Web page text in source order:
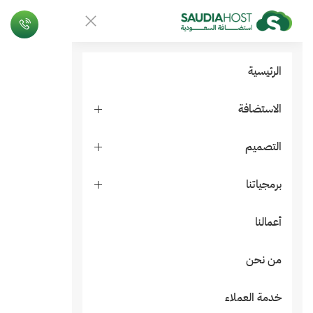
الرئيسية
الاستضافة
التصميم
برمجياتنا
أعمالنا
من نحن
خدمة العملاء